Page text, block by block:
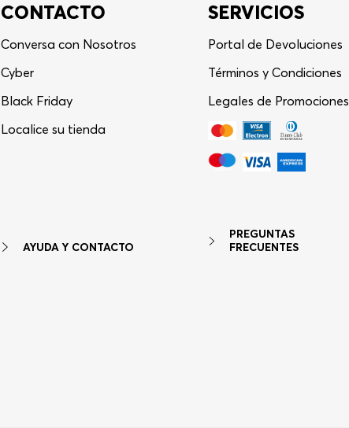
CONTACTO
Conversa con Nosotros
Cyber
Black Friday
Localice su tienda
AYUDA Y CONTACTO
SERVICIOS
Portal de Devoluciones
Términos y Condiciones
Legales de Promociones
PREGUNTAS
FRECUENTES